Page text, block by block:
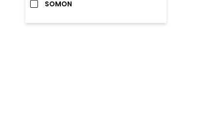
SOMON